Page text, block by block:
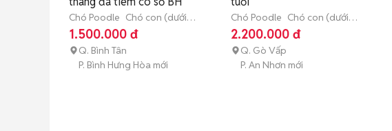
Chó Poodle Chó con (dưới 3
tháng tuổi)
1.500.000 đ
Q. Bình Tân
P. Bình Hưng Hòa mới
Chó Poodle Chó con (dưới 3
tháng tuổi)
2.200.000 đ
Q. Gò Vấp
P. An Nhơn mới